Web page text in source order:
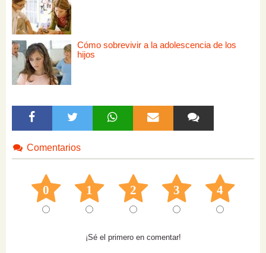
Cómo sobrevivir a la adolescencia de los
hijos
Comentarios
0 1 2 3 4
¡Sé el primero en comentar!